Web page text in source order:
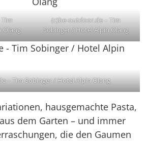
Olang
(c)be-outdoor.de – Tim
Sobinger / Hotel Alpin Olang
– Tim Sobinger / Hotel Alpin Olang
hausgemachte Pasta,
dem Garten – und immer
die den Gaumen